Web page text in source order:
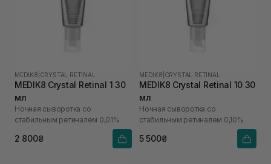
MEDIK8 CRYSTAL RETINAL
MEDIK8 Crystal Retinal 1 30
мл
Ночная сыворотка со
стабильным ретиналем 0,01%
2 800₴
MEDIK8 CRYSTAL RETINAL
MEDIK8 Crystal Retinal 10 30
мл
Ночная сыворотка со
стабильным ретиналем 0,10%
5 500₴